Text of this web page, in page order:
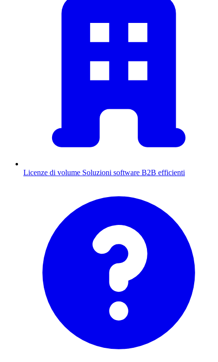
Licenze di volume Soluzioni software B2B efficienti